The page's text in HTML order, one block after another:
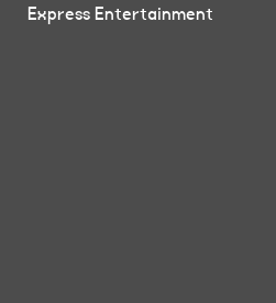
Express Entertainment